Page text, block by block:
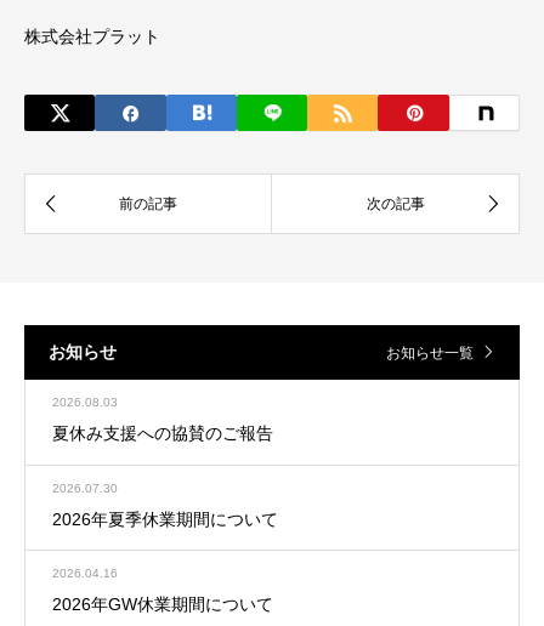
株式会社プラット
お知らせ お知らせ一覧
2026.08.03
夏休み支援への協賛のご報告
2026.07.30
2026年夏季休業期間について
2026.04.16
2026年GW休業期間について